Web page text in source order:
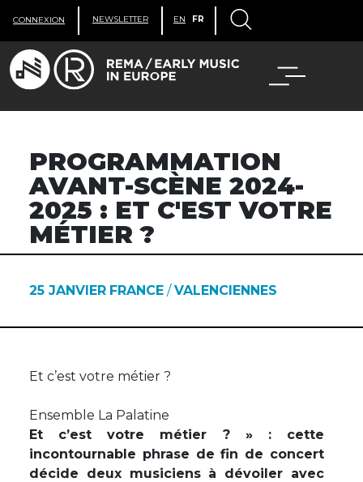
CONNEXION NEWSLETTER EN FR
PROGRAMMATION
AVANT-SCÈNE 2024-
2025 : ET C'EST VOTRE
MÉTIER ?
25 JANVIER FRANCE /VALENCIENNES
Et c’est votre métier ?
Ensemble La Palatine
Et c’est votre métier ? » : cette
incontournable phrase de fin de concert
décide deux musiciens à dévoiler avec